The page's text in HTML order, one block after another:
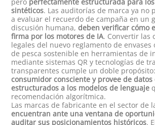
sintéticos. Las auditorías de marca ya no
a evaluar el recuerdo de campaña en un
discusión humana,deben verificar cómo
firma por los motores de IA. Convertir las
legales del nuevo reglamento de envases
de pesca sostenible en herramientas de
mediante sistemas QR y tecnologías de
transparentes cumple un doble
consumidor consciente y provee de datos
estructurados a los modelos de lenguaje
recomendación algorítmica.
Las marcas de fabricante en el sector de
encuentran ante una ventana de
auditar sus posicionamientos históricos.